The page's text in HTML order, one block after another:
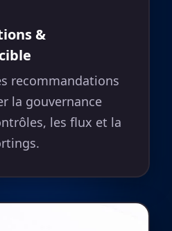
&
recommandations
la gouvernance
les flux et la